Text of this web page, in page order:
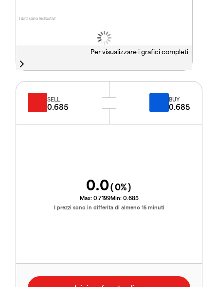
I dati sono indicativi
Per visualizzare i grafici completi -
SELL
0.685
BUY
0.685
0.0(0%)
Max: 0.7199Min: 0.685
I prezzi sono in differita di almeno 15 minuti